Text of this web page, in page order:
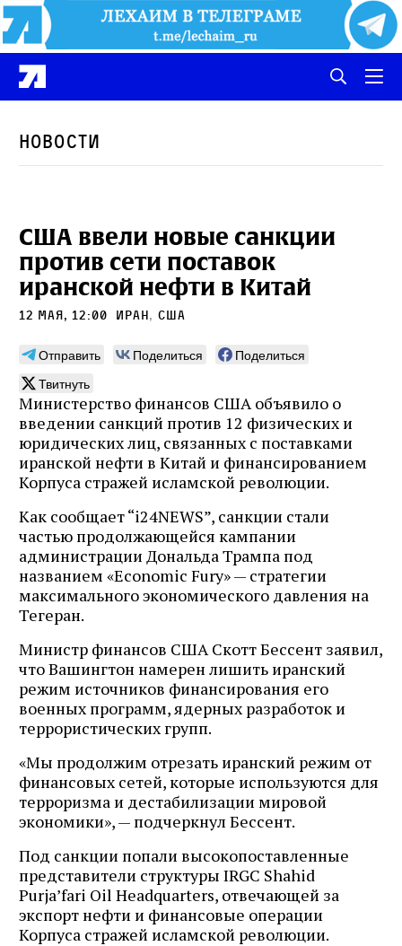
Новости
США ввели новые санкции
против сети поставок
иранской нефти в Китай
12 мая, 12:00 Иран,сша
Отправить Поделиться
Поделиться
Твитнуть
Министерство финансов США объявило о
введении санкций против 12 физических и
юридических лиц, связанных с поставками
иранской нефти в Китай и финансированием
Корпуса стражей исламской революции.
Как сообщает “i24NEWS”, санкции стали
частью продолжающейся кампании
администрации Дональда Трампа под
названием «Economic Fury» — стратегии
максимального экономического давления на
Тегеран.
Министр финансов США Скотт Бессент заявил,
что Вашингтон намерен лишить иранский
режим источников финансирования его
военных программ, ядерных разработок и
террористических групп.
«Мы продолжим отрезать иранский режим от
финансовых сетей, которые используются для
терроризма и дестабилизации мировой
экономики», — подчеркнул Бессент.
Под санкции попали высокопоставленные
представители структуры IRGC Shahid
Purja’fari Oil Headquarters, отвечающей за
экспорт нефти и финансовые операции
Корпуса стражей исламской революции.